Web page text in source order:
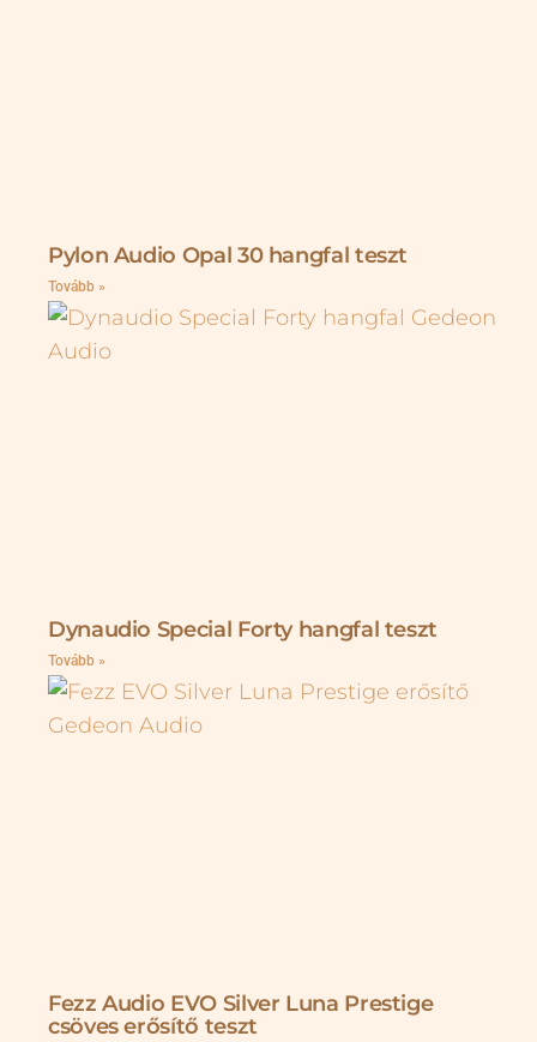
Pylon Audio Opal 30 hangfal teszt
Tovább »
Dynaudio Special Forty hangfal teszt
Tovább »
Fezz Audio EVO Silver Luna Prestige
csöves erősítő teszt